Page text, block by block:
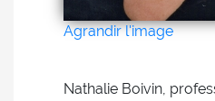
Agrandir l'image
Nathalie Boivin,